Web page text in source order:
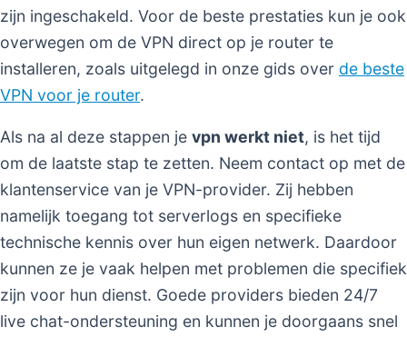
zijn ingeschakeld. Voor de beste prestaties kun je ook
overwegen om de VPN direct op je router te
installeren, zoals uitgelegd in onze gids over de beste
VPN voor je router.
Als na al deze stappen je vpn werkt niet, is het tijd
om de laatste stap te zetten. Neem contact op met de
klantenservice van je VPN-provider. Zij hebben
namelijk toegang tot serverlogs en specifieke
technische kennis over hun eigen netwerk. Daardoor
kunnen ze je vaak helpen met problemen die specifiek
zijn voor hun dienst. Goede providers bieden 24/7
live chat-ondersteuning en kunnen je doorgaans snel